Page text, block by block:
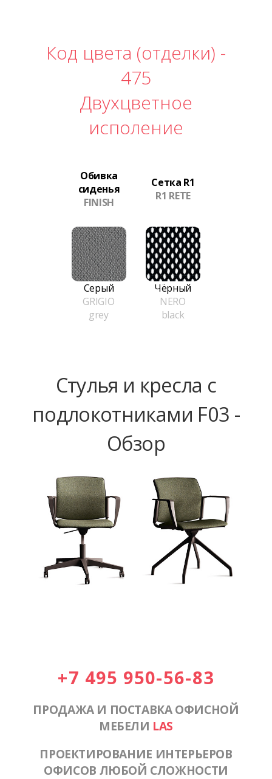
Код цвета (отделки) -
475
Двухцветное
исполение
Обивка
сиденья
FINISH
Сетка R1
R1 RETE
Серый
GRIGIO
grey
Чёрный
NERO
black
Стулья и кресла с
подлокотниками F03 -
Обзор
+7 495 950-56-83
ПРОДАЖА И ПОСТАВКА ОФИСНОЙ
МЕБЕЛИ LAS
ПРОЕКТИРОВАНИЕ ИНТЕРЬЕРОВ
ОФИСОВ ЛЮБОЙ СЛОЖНОСТИ